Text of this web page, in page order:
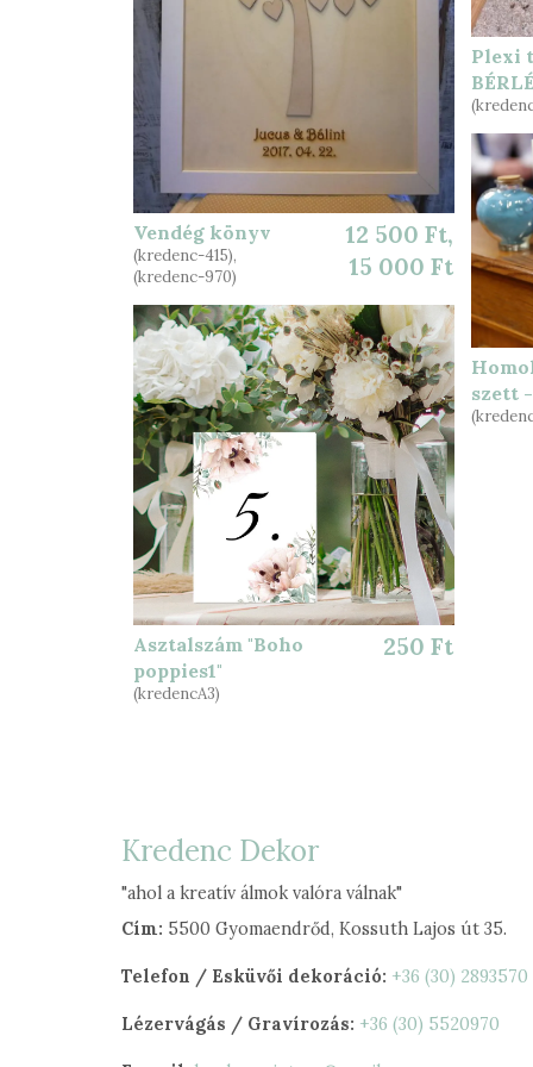
Vendég könyv
(kredenc-415),
(kredenc-970)
12 500 Ft,
15 000 Ft
Plexi
Asztalszám "Boho
poppies1"
(kredencA3)
250 Ft
szett
Kredenc Dekor
"ahol a kreatív álmok valóra válnak"
Cím: 5500 Gyomaendrőd, Kossuth Lajos út 35.
Telefon / Esküvői dekoráció: +36 (30) 2893570
Lézervágás / Gravírozás: +36 (30) 5520970